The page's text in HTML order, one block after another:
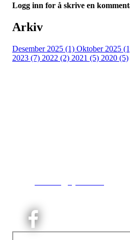
Logg inn for å skrive en
Arkiv
Desember 2025 (1) Oktober 2025
2023 (7) 2022 (2) 2021 (5) 2020 (5)